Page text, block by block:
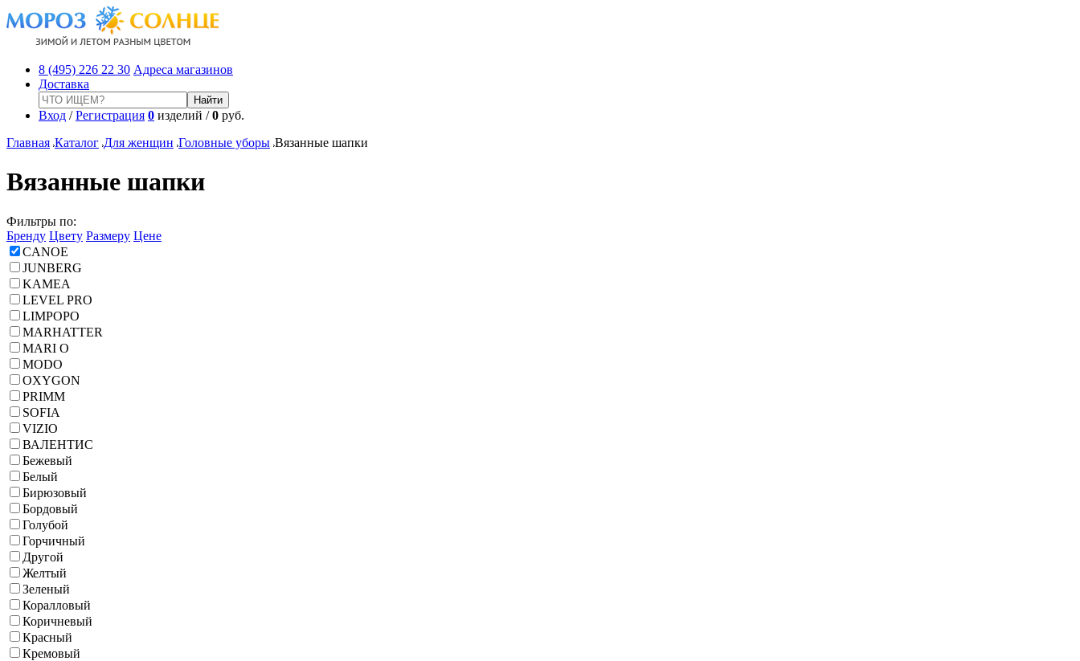
8 (495) 226 22 30 Адреса магазинов
Доставка
Вход /Регистрация 0 изделий /0 руб.
Главная Каталог Для женщин Головные уборы Вязанные шапки
Вязанные шапки
Фильтры по:
Бренду Цвету Размеру Цене
CANOE
JUNBERG
KAMEA
LEVEL PRO
LIMPOPO
MARHATTER
MARI O
MODO
OXYGON
PRIMM
SOFIA
VIZIO
ВАЛЕНТИС
Бежевый
Белый
Бирюзовый
Бордовый
Голубой
Горчичный
Другой
Желтый
Зеленый
Коралловый
Коричневый
Красный
Кремовый